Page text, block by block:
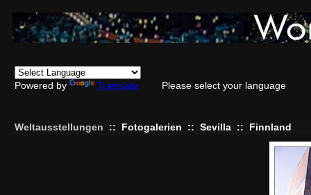
Powered by Translate Please select your language
Weltausstellungen :: Fotogalerien :: Sevilla :: Finnland